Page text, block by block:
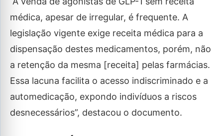
médica, apesar de irregular, é frequente. A
legislação vigente exige receita médica para a
dispensação destes medicamentos, porém, não
a retenção da mesma [receita] pelas farmácias.
Essa lacuna facilita o acesso indiscriminado e a
automedicação, expondo indivíduos a riscos
desnecessários”, destacou o documento.